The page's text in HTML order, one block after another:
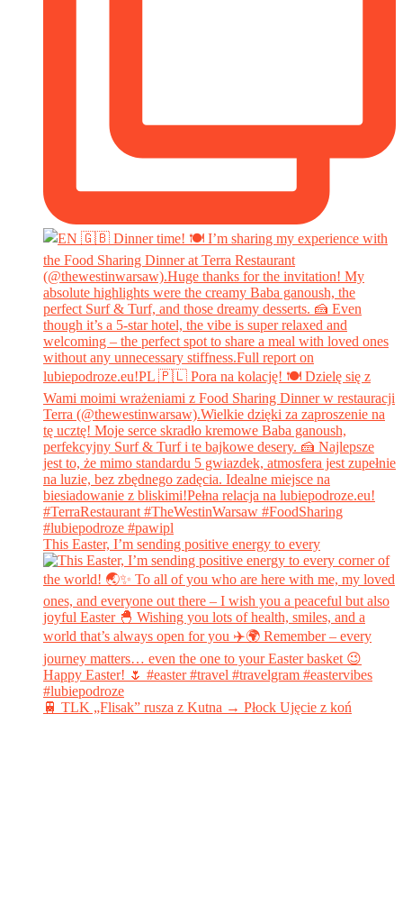
This Easter, I’m sending positive energy to every
🚆 TLK „Flisak” rusza z Kutna → Płock Ujęcie z koń